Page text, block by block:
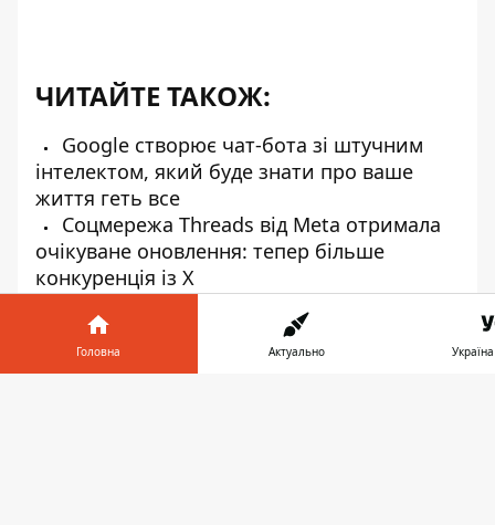
ЧИТАЙТЕ ТАКОЖ:
Google створює чат-бота зі штучним
інтелектом, який буде знати про ваше
життя геть все
Соцмережа Threads від Meta отримала
очікуване оновлення: тепер більше
конкуренція із X
зображень: він тренувався на фото з
Instagram та Facebook
Головна Актуально